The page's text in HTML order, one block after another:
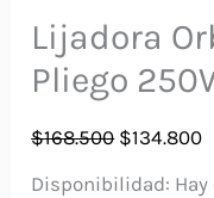
Lijadora
Pliego
$168.500 El
precio
$134.800El
Disponibilidad: